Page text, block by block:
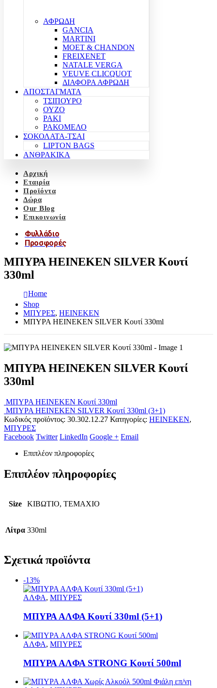
ΑΦΡΩΔΗ
GANCIA
MARTINI
MOET & CHANDON
FREIXENET
NATALE VERGA
VEUVE CLICQUOT
ΔΙΑΦΟΡΑ ΑΦΡΩΔΗ
ΑΠΟΣΤΑΓΜΑΤΑ
ΤΣΙΠΟΥΡΟ
ΟΥΖΟ
ΡΑΚΙ
ΡΑΚΟΜΕΛΟ
ΣΟΚΟΛΑΤΑ-ΤΣΑΙ
LIPTON BAGS
ΑΝΘΡΑΚΙΚΑ
Αρχική
Εταιρία
Προϊόντα
Δώρα
Our Blog
Επικοινωνία
Φυλλάδιο
Προσφορές
ΜΠΥΡΑ HEINEKEN SILVER Κουτί
330ml
Home
Shop
ΜΠΥΡΕΣ, HEINEKEN
ΜΠΥΡΑ HEINEKEN SILVER Κουτί 330ml
ΜΠΥΡΑ HEINEKEN SILVER Κουτί
330ml
ΜΠΥΡΑ HEINEKEN Κουτί 330ml
ΜΠΥΡΑ HEINEKEN SILVER Κουτί 330ml (3+1)
Κωδικός προϊόντος: 30.302.12.27 Κατηγορίες: HEINEKEN,
ΜΠΥΡΕΣ
Facebook Twitter LinkedIn Google + Email
Επιπλέον πληροφορίες
Επιπλέον πληροφορίες
Size ΚΙΒΩΤΙΟ, ΤΕΜΑΧΙΟ
Λίτρα 330ml
Σχετικά προϊόντα
-13%
ΑΛΦΑ, ΜΠΥΡΕΣ
ΜΠΥΡΑ ΑΛΦΑ Κουτί 330ml (5+1)
ΑΛΦΑ, ΜΠΥΡΕΣ
ΜΠΥΡΑ ΑΛΦΑ STRONG Κουτί 500ml